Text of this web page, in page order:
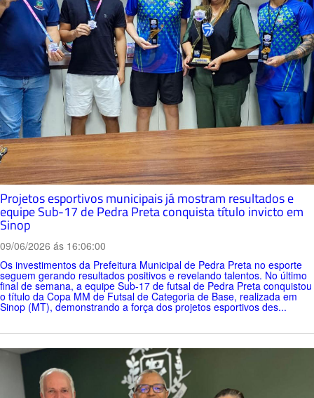
Projetos esportivos municipais já mostram resultados e
equipe Sub-17 de Pedra Preta conquista título invicto em
Sinop
09/06/2026 ás 16:06:00
Os investimentos da Prefeitura Municipal de Pedra Preta no esporte
seguem gerando resultados positivos e revelando talentos. No último
final de semana, a equipe Sub-17 de futsal de Pedra Preta conquistou
o título da Copa MM de Futsal de Categoria de Base, realizada em
Sinop (MT), demonstrando a força dos projetos esportivos des...